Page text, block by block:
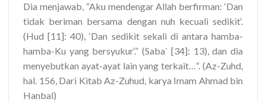
Dia menjawab, “Aku mendengar Allah berfirman: ‘Dan
tidak beriman bersama dengan nuh kecuali sedikit‘.
(Hud [11]: 40), ‘Dan sedikit sekali di antara hamba-
hamba-Ku yang bersyukur‘.” (Saba` [34]: 13), dan dia
menyebutkan ayat-ayat lain yang terkait…“. (Az-Zuhd,
hal. 156, Dari Kitab Az-Zuhud, karya Imam Ahmad bin
Hanbal)